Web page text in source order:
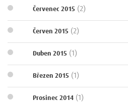
Červenec 2015 (2)
Červen 2015 (2)
Duben 2015 (1)
Březen 2015 (1)
Prosinec 2014 (1)